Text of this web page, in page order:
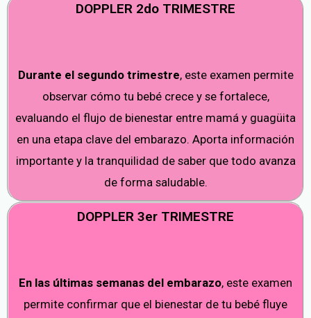
DOPPLER 2do TRIMESTRE
Durante el segundo trimestre, este examen permite
observar cómo tu bebé crece y se fortalece,
evaluando el flujo de bienestar entre mamá y guagüita
en una etapa clave del embarazo. Aporta información
importante y la tranquilidad de saber que todo avanza
de forma saludable.
DOPPLER 3er TRIMESTRE
En las últimas semanas del embarazo, este examen
permite confirmar que el bienestar de tu bebé fluye